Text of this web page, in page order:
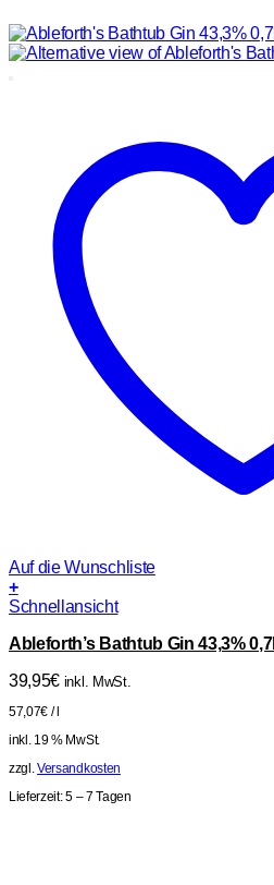
Auf die Wunschliste
+
Schnellansicht
Ableforth’s Bathtub Gin 43,3% 0,7l
39,95€ inkl. MwSt.
57,07€ /
inkl. 19 % MwSt.
zzgl.Versandkosten
Lieferzeit:5 – 7 Tagen